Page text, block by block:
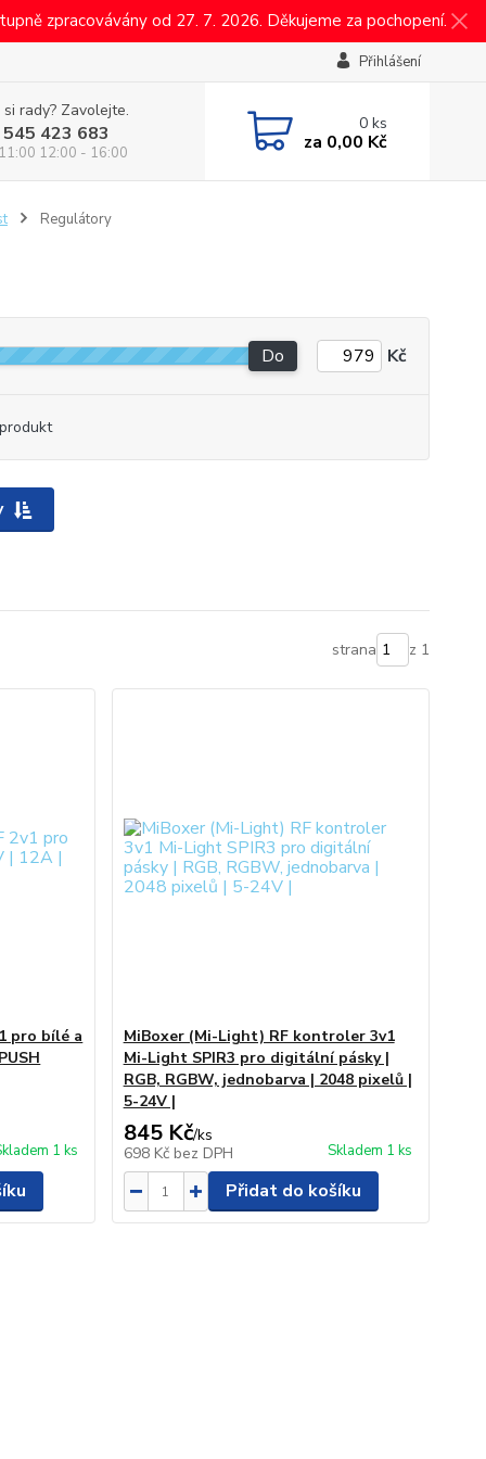
zpracovávány od 27. 7. 2026. Děkujeme za pochopení.
Přihlášení
rady? Zavolejte.
423 683
12:00 - 16:00
0ks
za 0,00 Kč
Regulátory
Do Kč
strana z 1
pro bílé a
1 ks
MiBoxer (Mi-Light) RF kontroler 3v1
Mi-Light SPIR3 pro digitální pásky |
RGB, RGBW, jednobarva | 2048 pixelů |
5-24V |
845 Kč/ks
698 Kč bez DPH Skladem 1 ks
Přidat do košíku